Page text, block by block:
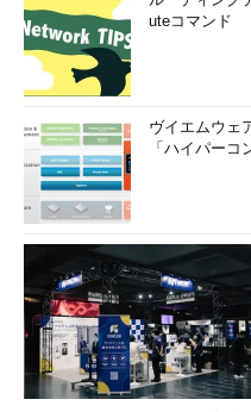
uteコマンド
ヴイエムウェ
「ハイパー